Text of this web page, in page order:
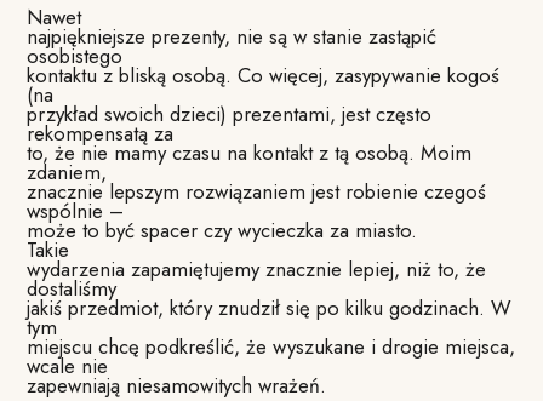
Nawet
najpiękniejsze prezenty, nie są w stanie zastąpić
osobistego
kontaktu z bliską osobą. Co więcej, zasypywanie kogoś
(na
przykład swoich dzieci) prezentami, jest często
rekompensatą za
to, że nie mamy czasu na kontakt z tą osobą. Moim
zdaniem,
znacznie lepszym rozwiązaniem jest robienie czegoś
wspólnie –
może to być spacer czy wycieczka za miasto.
Takie
wydarzenia zapamiętujemy znacznie lepiej, niż to, że
dostaliśmy
jakiś przedmiot, który znudził się po kilku godzinach. W
tym
miejscu chcę podkreślić, że wyszukane i drogie miejsca,
wcale nie
zapewniają niesamowitych wrażeń.